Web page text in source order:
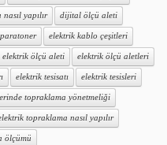
yapılır dijital ölçü aleti
elektrik kablo çeşitleri
elektrik ölçü aleti elektrik ölçü aletleri
elektrik tesisatı elektrik tesisleri
topraklama yönetmeliği
topraklama nasıl yapılır
ölçümü